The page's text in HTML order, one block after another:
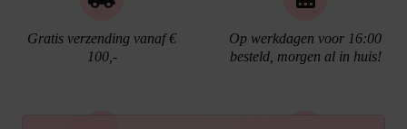
Gratis verzending vanaf €
100,-
Op werkdagen voor 16:00
besteld, morgen al in huis!